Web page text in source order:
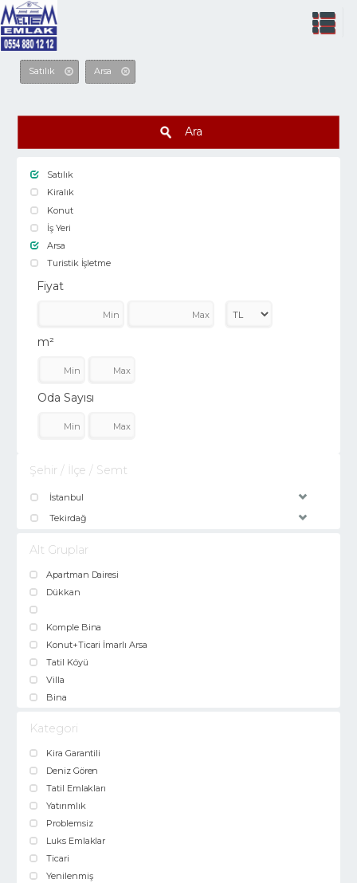
Satılık Arsa
Ara
Satılık
Kiralık
Konut
İş Yeri
Arsa
Turistik İşletme
Fiyat
m²
Oda Sayısı
Şehir / İlçe / Semt
İstanbul
Tekirdağ
Alt Gruplar
Apartman Dairesi
Dükkan
Komple Bina
Konut+Ticari İmarlı Arsa
Tatil Köyü
Villa
Bina
Kategori
Kira Garantili
Deniz Gören
Tatil Emlakları
Yatırımlık
Problemsiz
Luks Emlaklar
Ticari
Yenilenmiş